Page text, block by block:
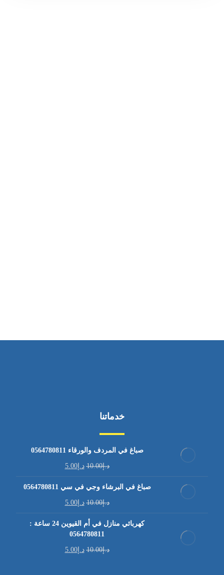
خدماتنا
صباغ في المردف والورقاء 0564780811
د.إ10.00 د.إ5.00
صباغ في البرشاء وجي في سي 0564780811
د.إ10.00 د.إ5.00
كهربائي منازل في أم القيوين 24 ساعة :
0564780811
د.إ10.00 د.إ5.00